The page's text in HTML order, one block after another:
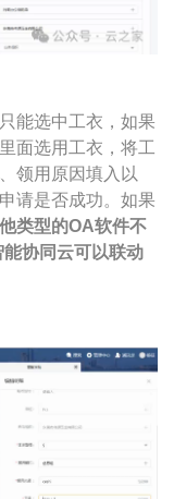
能选中工衣，如果
面选用工衣，将工
领用原因填入以
请是否成功。如果
类型的OA软件不
能协同云可以联动